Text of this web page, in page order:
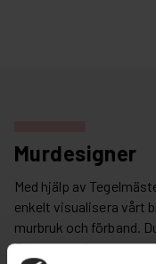
Murdesigner
Med hjälp av
enkelt visualisera vårt
murbruk och förband.
Exportera din textur